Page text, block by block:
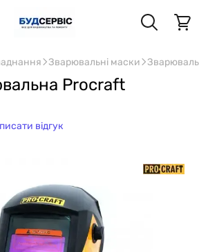
Зварювальні маски
Procraft
відгук